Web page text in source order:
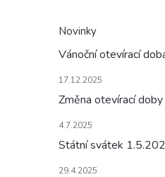
Novinky
Vánoční otevírací
17.12.2025
Změna otevírací doby
4.7.2025
Státní svátek
29.4.2025